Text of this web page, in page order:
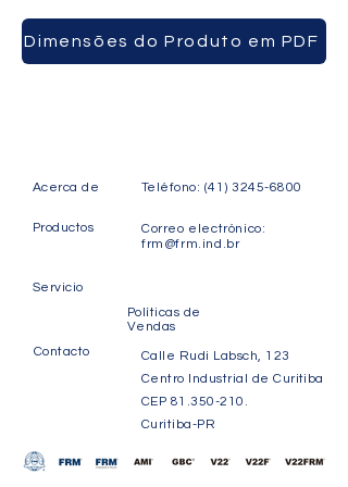
CAJAS
Dimensões do Produto em PDF
Acerca de Teléfono: (41) 3245-6800
Productos
Correo electrónico:
frm@frm.ind.br
Servicio
Políticas de
Vendas
Contacto
Calle Rudi Labsch, 123
Centro Industrial de Curitiba
CEP 81.350-210 .
Curitiba-PR